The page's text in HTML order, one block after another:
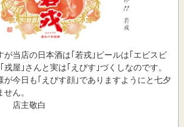
当店の日本酒は｢若戎｣ビールは｢エビスビ
戎屋｣さんと実は｢えびす｣づくしなのです。
が今日も｢えびす顔｣でありますようにと七夕
ん。
白